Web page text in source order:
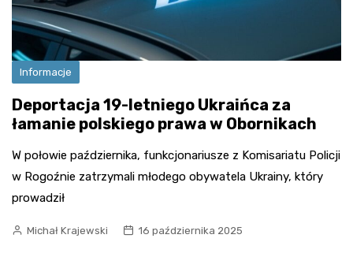
Informacje
Deportacja 19-letniego Ukraińca za
łamanie polskiego prawa w Obornikach
W połowie października, funkcjonariusze z Komisariatu Policji
w Rogoźnie zatrzymali młodego obywatela Ukrainy, który
prowadził
Michał Krajewski 16 października 2025